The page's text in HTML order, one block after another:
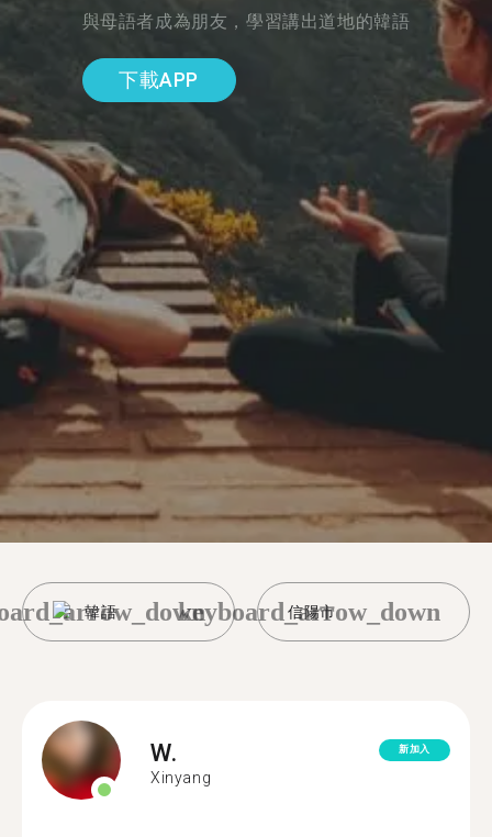
與母語者成為朋友，學習講出道地的韓語
下載APP
韓語 信陽市
keyboard_arrow_down
W.
Xinyang
新加入